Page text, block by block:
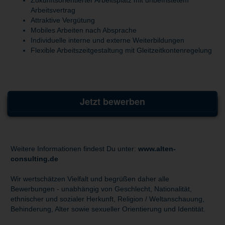
Arbeitsvertrag
Attraktive Vergütung
Mobiles Arbeiten nach Absprache
Individuelle interne und externe Weiterbildungen
Flexible Arbeitszeitgestaltung mit Gleitzeitkontenregelung
Jetzt bewerben
Weitere Informationen findest Du unter: www.alten-
consulting.de
Wir wertschätzen Vielfalt und begrüßen daher alle
Bewerbungen - unabhängig von Geschlecht, Nationalität,
ethnischer und sozialer Herkunft, Religion / Weltanschauung,
Behinderung, Alter sowie sexueller Orientierung und Identität.